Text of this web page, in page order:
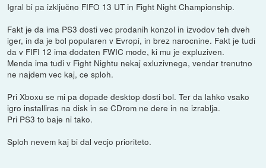
Igral bi pa izključno FIFO 13 UT in Fight Night Championship.
Fakt je da ima PS3 dosti vec prodanih konzol in izvodov teh dveh
iger, in da je bol popularen v Evropi, in brez narocnine. Fakt je tudi
da v FIFI 12 ima dodaten FWIC mode, ki mu je expluziven.
Menda ima tudi v Fight Nightu nekaj exluzivnega, vendar trenutno
ne najdem vec kaj, ce sploh.
Pri Xboxu se mi pa dopade desktop dosti bol. Ter da lahko vsako
igro installiras na disk in se CDrom ne dere in ne izrablja.
Pri PS3 to baje ni tako.
Sploh nevem kaj bi dal vecjo prioriteto.